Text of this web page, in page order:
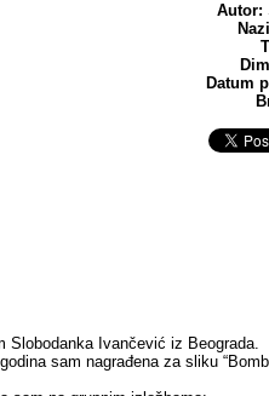
Autor:
Datum
Slobodanka Ivančević iz Beograda.
sam nagrađena za sliku